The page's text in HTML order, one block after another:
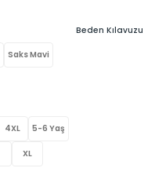
Saks Mavi
4XL 5-6 Yaş
XL
Beden Kılavuzu